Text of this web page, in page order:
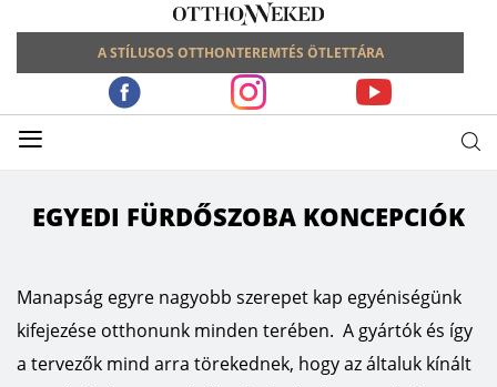
A STÍLUSOS OTTHONTEREMTÉS ÖTLETTÁRA
≡
EGYEDI FÜRDŐSZOBA KONCEPCIÓK
Manapság egyre nagyobb szerepet kap egyéniségünk
kifejezése otthonunk minden terében. A gyártók és így
a tervezők mind arra törekednek, hogy az általuk kínált